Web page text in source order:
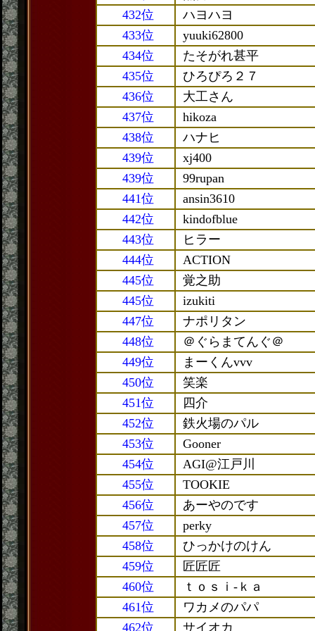
432位
ハヨハヨ
433位
yuuki62800
434位
たそがれ甚平
435位
ひろぴろ２７
436位
大工さん
437位
hikoza
438位
ハナヒ
439位
xj400
439位
99rupan
441位
ansin3610
442位
kindofblue
443位
ヒラー
444位
ACTION
445位
覚之助
445位
izukiti
447位
ナポリタン
448位
＠ぐらまてんぐ＠
449位
まーくんvvv
450位
笑楽
451位
四介
452位
鉄火場のパル
453位
Gooner
454位
AGI@江戸川
455位
TOOKIE
456位
あーやのです
457位
perky
458位
ひっかけのけん
459位
匠匠匠
460位
ｔｏｓｉ-ｋａ
461位
ワカメのパパ
462位
サイオカ